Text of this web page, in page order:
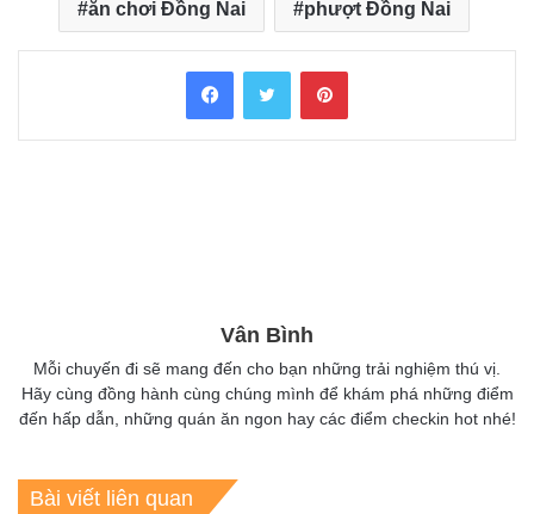
ăn chơi Đồng Nai phượt Đồng Nai
FacebookTwitter Pinterest
Vân Bình
Mỗi chuyến đi sẽ mang đến cho bạn những trải nghiệm thú vị.
Hãy cùng đồng hành cùng chúng mình để khám phá những điểm
đến hấp dẫn, những quán ăn ngon hay các điểm checkin hot nhé!
Bài viết liên quan